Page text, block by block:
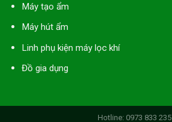
Máy tạo ẩm
Máy hút ẩm
Linh phụ kiện máy lọc khí
Đồ gia dụng
Hotline: 0973 833 235